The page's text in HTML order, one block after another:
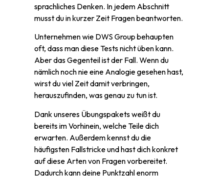
sprachliches Denken. In jedem Abschnitt
musst du in kurzer Zeit Fragen beantworten.
Unternehmen wie DWS Group behaupten
oft, dass man diese Tests nicht üben kann.
Aber das Gegenteil ist der Fall. Wenn du
nämlich noch nie eine Analogie gesehen hast,
wirst du viel Zeit damit verbringen,
herauszufinden, was genau zu tun ist.
Dank unseres Übungspakets weißt du
bereits im Vorhinein, welche Teile dich
erwarten. Außerdem kennst du die
häufigsten Fallstricke und hast dich konkret
auf diese Arten von Fragen vorbereitet.
Dadurch kann deine Punktzahl enorm